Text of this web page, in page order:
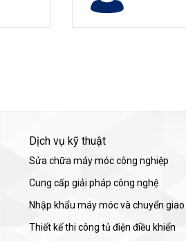
Dịch vụ kỹ thuật
Sửa chữa máy móc công nghiệp
Cung cấp giải pháp công nghệ
Nhập khẩu máy móc và chuyển giao
Thiết kế thi công tủ điện điều khiển